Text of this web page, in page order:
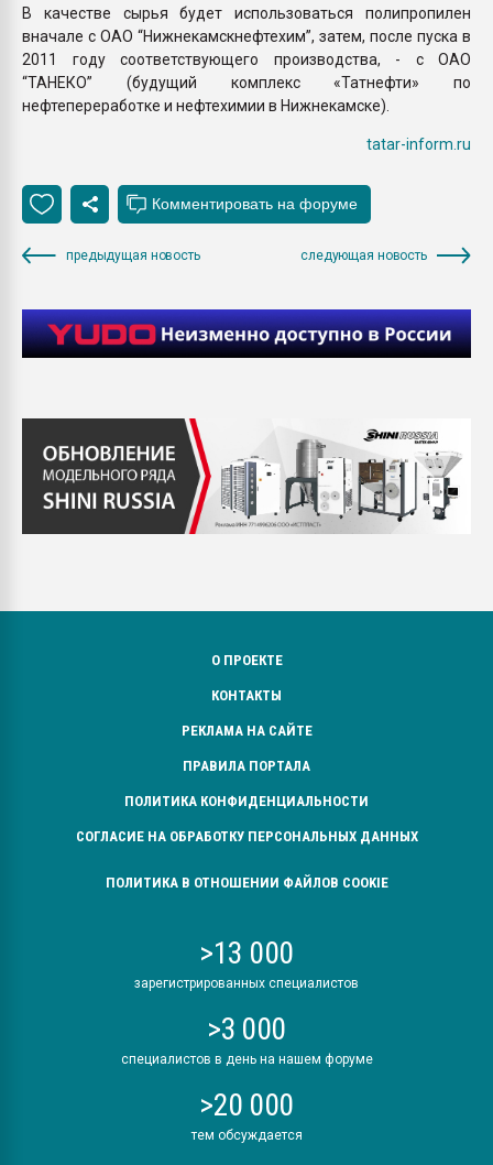
В качестве сырья будет использоваться полипропилен
вначале с ОАО “Нижнекамскнефтехим”, затем, после пуска в
2011 году соответствующего производства, - с ОАО
“ТАНЕКО” (будущий комплекс «Татнефти» по
нефтепереработке и нефтехимии в Нижнекамске).
tatar-inform.ru
предыдущая новость следующая новость
О ПРОЕКТЕ
КОНТАКТЫ
РЕКЛАМА НА САЙТЕ
ПРАВИЛА ПОРТАЛА
ПОЛИТИКА КОНФИДЕНЦИАЛЬНОСТИ
СОГЛАСИЕ НА ОБРАБОТКУ ПЕРСОНАЛЬНЫХ ДАННЫХ
ПОЛИТИКА В ОТНОШЕНИИ ФАЙЛОВ COOKIE
>13 000
зарегистрированных специалистов
>3 000
специалистов в день на нашем форуме
>20 000
тем обсуждается